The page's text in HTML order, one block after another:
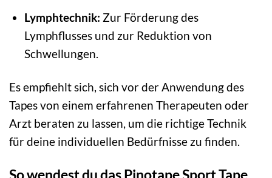
Lymphtechnik: Zur Förderung des
Lymphflusses und zur Reduktion von
Schwellungen.
Es empfiehlt sich, sich vor der Anwendung des
Tapes von einem erfahrenen Therapeuten oder
Arzt beraten zu lassen, um die richtige Technik
für deine individuellen Bedürfnisse zu finden.
So wendest du das Pinotape Sport Tape